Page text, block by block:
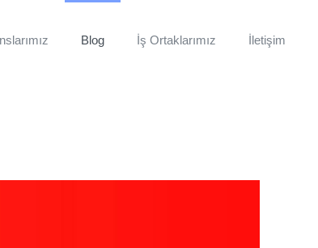
Blog İş Ortaklarımız İletişim